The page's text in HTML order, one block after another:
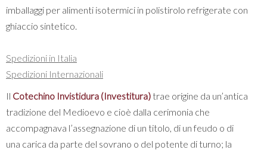
imballaggi per alimenti isotermici in polistirolo refrigerate con
ghiaccio sintetico.
Spedizioni in Italia
Spedizioni Internazionali
Il Cotechino Invistidura (Investitura) trae origine da un’antica
tradizione del Medioevo e cioè dalla cerimonia che
accompagnava l’assegnazione di un titolo, di un feudo o di
una carica da parte del sovrano o del potente di turno; la